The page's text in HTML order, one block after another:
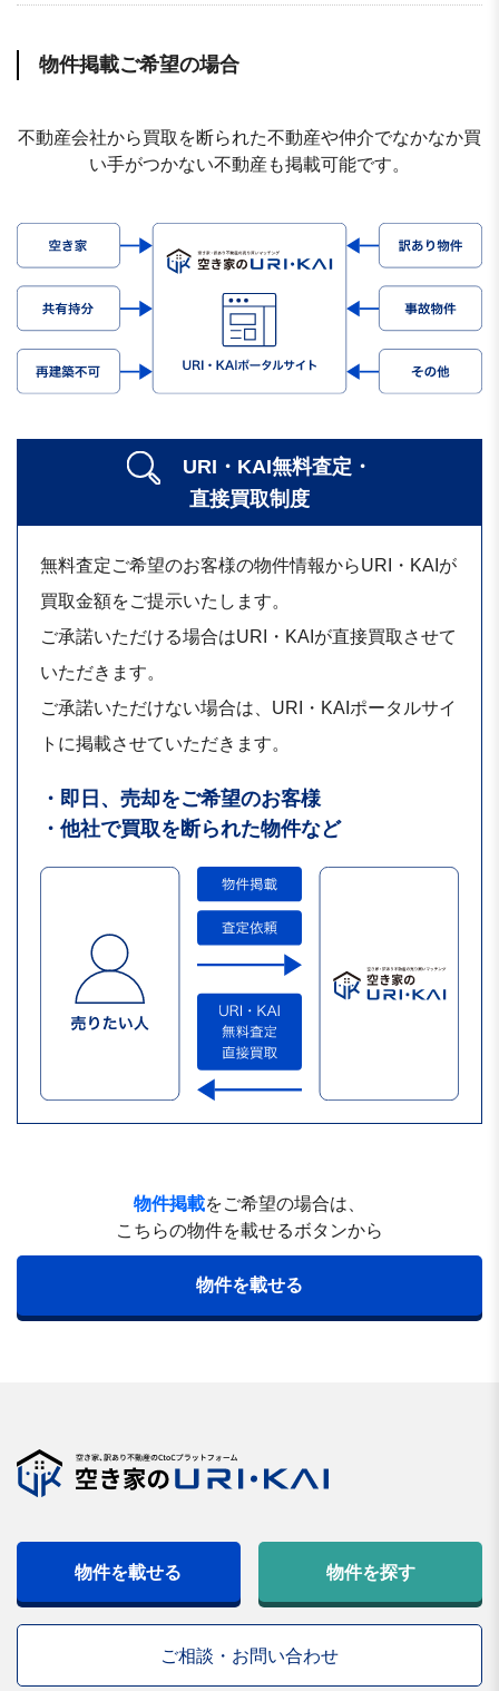
物件掲載ご希望の場合
不動産会社から買取を断られた不動産や仲介でなかなか買
い手がつかない不動産も掲載可能です。
URI・KAI無料査定・
直接買取制度
無料査定ご希望のお客様の物件情報からURI・KAIが
買取金額をご提示いたします。
ご承諾いただける場合はURI・KAIが直接買取させて
いただきます。
ご承諾いただけない場合は、URI・KAIポータルサイ
トに掲載させていただきます。
・即日、売却をご希望のお客様
・他社で買取を断られた物件など
物件掲載をご希望の場合は、
こちらの物件を載せるボタンから
物件を載せる
物件を載せる 物件を探す
ご相談・お問い合わせ